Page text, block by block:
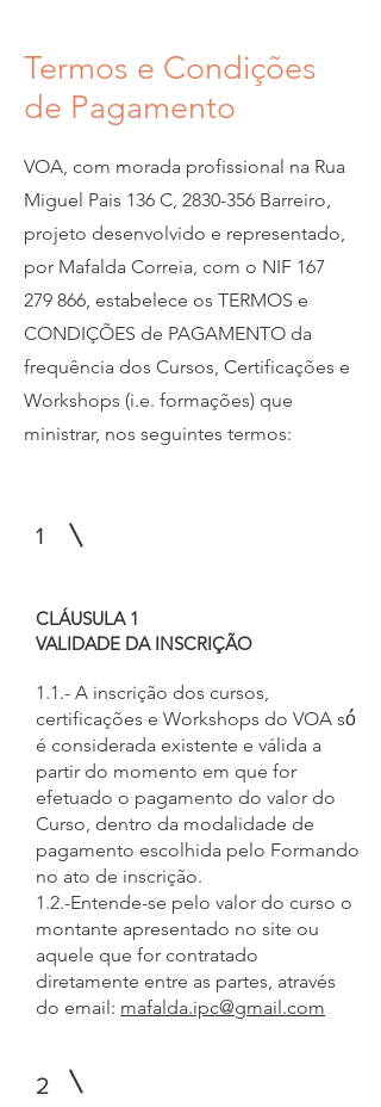
Termos e Condições
de Pagamento
VOA, com morada profissional na Rua
Miguel Pais 136 C, 2830-356 Barreiro,
projeto desenvolvido e representado,
por Mafalda Correia, com o NIF 167
279 866, estabelece os TERMOS e
CONDIÇÕES de PAGAMENTO da
frequência dos Cursos, Certificações e
Workshops (i.e. formações) que
ministrar, nos seguintes termos:
1
CLÁUSULA 1
VALIDADE DA INSCRIÇÃO
1.1.- A inscrição dos cursos,
certificações e Workshops do VOA só́
é considerada existente e válida a
partir do momento em que for
efetuado o pagamento do valor do
Curso, dentro da modalidade de
pagamento escolhida pelo Formando
no ato de inscrição.
1.2.-Entende-se pelo valor do curso o
montante apresentado no site ou
aquele que for contratado
diretamente entre as partes, através
do email: mafalda.ipc@gmail.com
2